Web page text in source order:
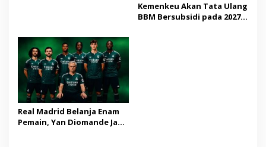
Kemenkeu Akan Tata Ulang
BBM Bersubsidi pada 2027,
Real Madrid Belanja Enam
Pemain, Yan Diomande Jadi